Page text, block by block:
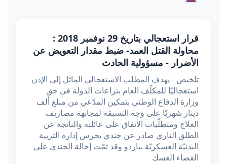
قرار استعجالي بتاريخ 29 نوفمبر 2018 :
محاولة القتل العمد- ضبط مقدار التعويض عن
الأضرار - مسؤولية الحادث
تلخيص -يهدف المطلب الاستعجالي الماثل إلى الإذن
استعجاليّا للمكلّف العام بنزاعات الدولة في حق
وزارة الدفاع الوطني بتمكين المدّعي من مبلغ ألف
دينار شهريّا على وجه التسبقة لمجابهة مصاريف
العلاج ومتطلّبات الانفاق على عائلته والناتجة عن
الطلق الناري صادر عن جندي يحرس إدارة التربية
البدنيّة العسكريّة بباردو وقد تمّت إحالة الجندي على
القضاء العسك